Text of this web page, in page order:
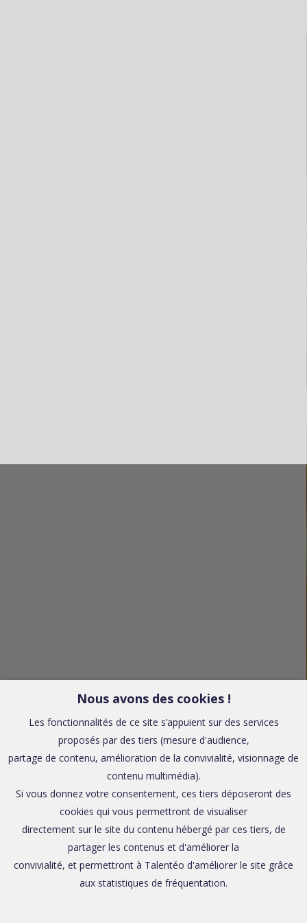
Nous avons des cookies !
Les fonctionnalités de ce site s’appuient sur des services
proposés par des tiers (mesure d'audience,
partage de contenu, amélioration de la convivialité, visionnage de
contenu multimédia).
Si vous donnez votre consentement, ces tiers déposeront des
cookies qui vous permettront de visualiser
directement sur le site du contenu hébergé par ces tiers, de
partager les contenus et d'améliorer la
convivialité, et permettront à Talentéo d'améliorer le site grâce
aux statistiques de fréquentation.